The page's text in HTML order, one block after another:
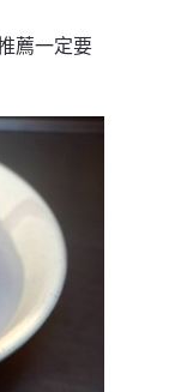
薦一定要